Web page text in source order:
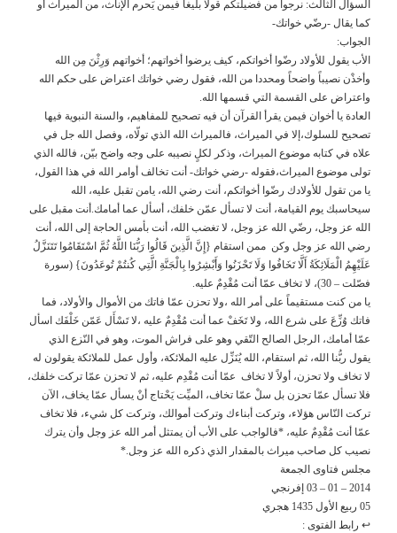
السؤال الثالث: نرجوا من فضيلتكم قولا بليغا فيمن يَحرم الإناث، من الميراث أو
كما يقال -رضّي خواتك-
الجواب:
الأب يقول للأولاد رضّوا أخواتكم، كيف يرضوا أخواتهم؛ أخواتهم وَرِثْنَ مِن الله
وأخذْن نصيباً واضحاً ومحددا من الله، فقول رضي خواتك اعتراض على حكم الله
واعتراض على القسمة التي قسمها الله.
العادة يا أخوان فيمن يقرأ القرآن أن فيه تصحيح للمفاهيم، والسنة النبوية فيها
تصحيح للسلوك،إلا في الميراث، فالميراث الله الذي تولّاه، وفصل الله جل في
علاه في كتابه موضوع الميراث، وذكر لكلٍ نصيبه على وجه واضح بيّن، فالله الذي
تولى موضوع الميراث،فقوله -رضي خواتك- أنت تخالف أوامر الله في هذا القول،
يا من تقول للأولادك رضّوا أخواتكم، أنت رضي الله، يامن تقبل عليه، الله
سيحاسبك يوم القيامة، أنت لا تسأل عمّن خلفك، أسأل عما أمامك.أنت مقبل على
الله عز وجل، رضّي الله عز وجل، لا تغضب الله، أنت بأمس الحاجة إلى الله، أنت
رضي الله عز وجل وكن ممن استقام {‬إِنَّ الَّذِينَ قَالُوا رَبُّنَا اللَّهُ ثُمَّ اسْتَقَامُوا تَتَنَزَّلُ
عَلَيْهِمُ الْمَلَائِكَةُ أَلَّا تَخَافُوا وَلَا تَحْزَنُوا وَأَبْشِرُوا بِالْجَنَّةِ الَّتِي كُنتُمْ تُوعَدُونَ‭{‬ (سورة
فصّلت – 30)، لا تخاف عمّا أنت مُقْدِمٌ عليه.
يا من كنت مستقيماً على أمر الله ،ولا تحزن عمّا فاتك من الأموال والأولاد، فما
فاتك وُزِّعَ على شرع الله، ولا تَخَفْ عما أنت مُقْدِمٌ عليه ،لا تَسْأَل عَمّن خَلْفَك اسأل
عمّا أمامك، الرجل الصالح التّقي وهو على فراش الموت، وهو في النّزع الذي
يقول ربُّنا الله، ثم استقام، الله يُنَزِّل عليه الملائكة، وأول عمل للملائكة يقولون له
لا تخاف ولا تحزن، أولاً لا تخاف عمّا أنت مُقْدِم عليه، ثم لا تحزن عمّا تركت خلفك،
فلا تسأل عمّا تحزن بل سلْ عمّا تخاف، الميِّت يَحْتاج أنْ يسأل عمّا يخاف، الآن
تركت النّاس هؤلاء، وتركت أبناءك وتركت أموالك، وتركت كل شيء، فلا تخاف
عمّا أنت مُقْدِمٌ عليه، *فالواجب على الأب أن يمتثل أمر الله عز وجل وأن يترك
نصيب كل صاحب ميراث بالمقدار الذي ذكره الله عز وجل.*
مجلس فتاوى الجمعة
2014 – 01 – 03 إفرنجي
05 ربيع الأول 1435 هجري
↩ رابط الفتوى :